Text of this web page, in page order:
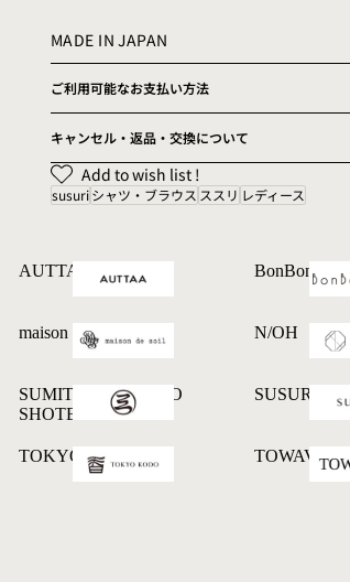
MADE IN JAPAN
ご利用可能なお支払い方法
キャンセル・返品・交換について
Add to wish list !
susuriシャツ・ブラウス ススリ レディース
AUTTAA BonBonStore
maison de soil N/OH
SUMITANI SABURO
SHOTEN
SUSURI
TOKYO KODO TOWAVASE